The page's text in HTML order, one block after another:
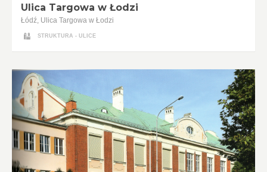
Ulica Targowa w Łodzi
Łódź, Ulica Targowa w Łodzi
STRUKTURA - ULICE